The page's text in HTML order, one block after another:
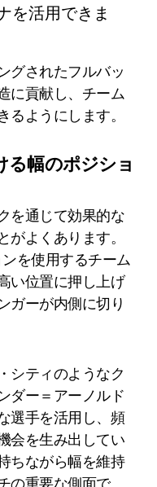
を活用できま
グされたフルバッ
に貢献し、チーム
ようにします。
る幅のポジショ
を通じて効果的な
よくあります。
を使用するチーム
い位置に押し上げ
ガーが内側に切り
シティのようなク
ダー＝アーノルド
選手を活用し、頻
会を生み出してい
ちながら幅を維持